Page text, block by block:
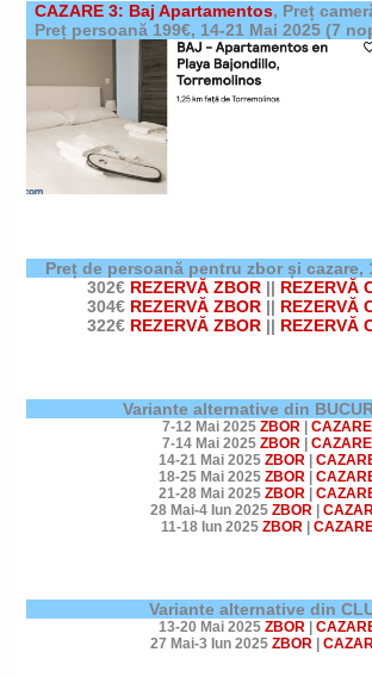
CAZARE 3: Baj Apartamentos, Preț
Preț persoană 199€, 14-21 Mai 2025(7
Preț de persoană pentru zbor și cazare,
302€ REZERVĂ ZBOR || REZERVĂ
304€ REZERVĂ ZBOR || REZERVĂ
322€ REZERVĂ ZBOR || REZERVĂ
Variante alternative din
7-12 Mai 2025 ZBOR | CAZARE
7-14 Mai 2025 ZBOR | CAZARE
14-21 Mai 2025 ZBOR|
18-25 Mai 2025 ZBOR|
21-28 Mai 2025 ZBOR|
28 Mai-4 Iun 2025 ZBOR |
11-18 Iun 2025 ZBOR|
Variante alternative din
13-20 Mai 2025 ZBOR|
27 Mai-3 Iun 2025 ZBOR